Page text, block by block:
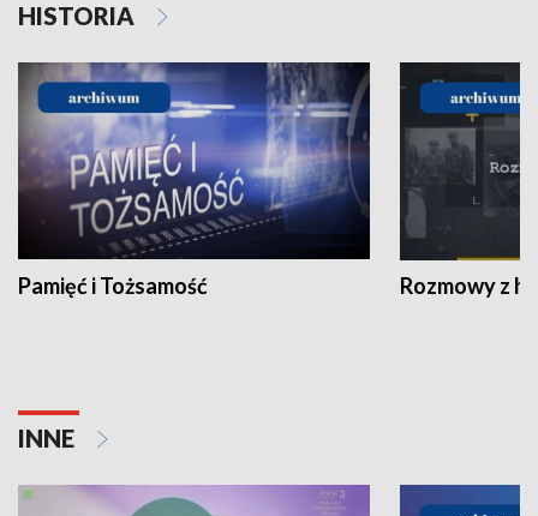
HISTORIA
Pamięć i Tożsamość Rozmowy z
INNE